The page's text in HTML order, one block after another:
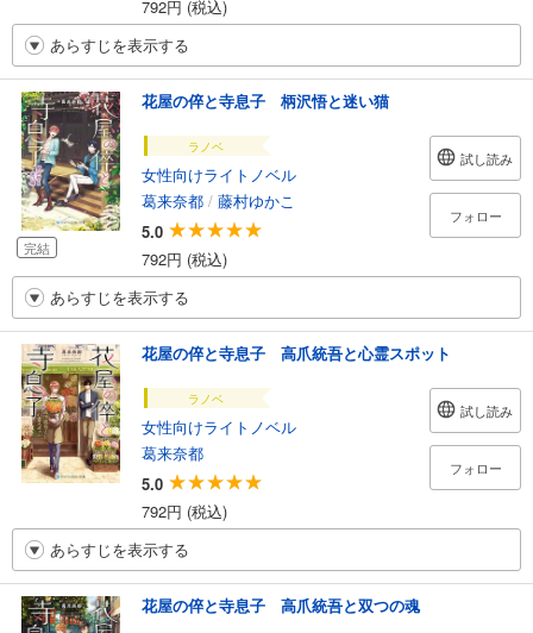
792円 (税込)
あらすじを表示する
完結
花屋の倅と寺息子 柄沢悟と迷い猫
ラノベ
女性向けライトノベル
葛来奈都 / 藤村ゆかこ
5.0
792円 (税込)
試し読み
フォロー
あらすじを表示する
花屋の倅と寺息子 高爪統吾と心霊スポット
ラノベ
女性向けライトノベル
葛来奈都
5.0
792円 (税込)
試し読み
フォロー
あらすじを表示する
花屋の倅と寺息子 高爪統吾と双つの魂